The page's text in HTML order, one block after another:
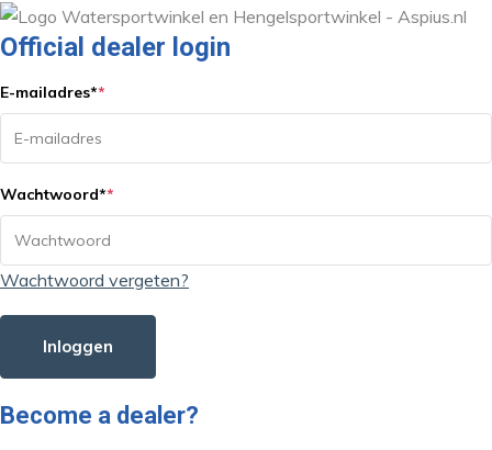
Official dealer login
E-mailadres**
Wachtwoord**
Wachtwoord vergeten?
Inloggen
Become a dealer?